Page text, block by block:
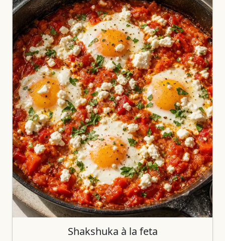
Shakshuka à la feta